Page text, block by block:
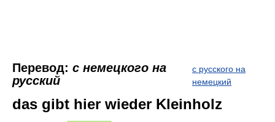
Перевод: с немецкого на
русский
с русского на
немецкий
das gibt hier wieder Kleinholz